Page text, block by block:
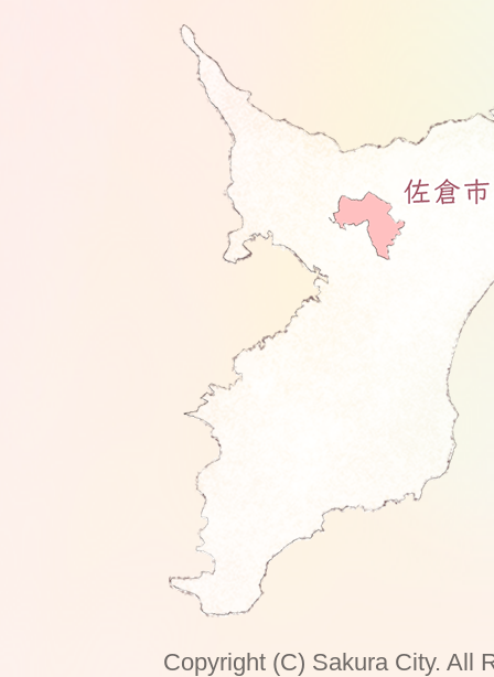
Copyright (C) Sakura City. All